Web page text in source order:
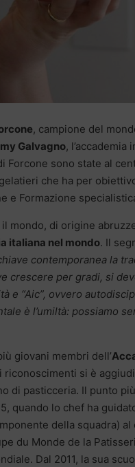
, campione del
Galvagno,
Forcone sono state al
che ha per
e Formazione
mondo, di origine
italiana nel mondo. Il
contemporanea la
crescere per gradi, si
e “Aic”, ovvero
è l’umiltà: possiamo
giovani membri dell’
riconoscimenti si è
di pasticceria. Il punto
quando lo chef ha
della squadra)
du Monde de la
Dal 2011, la sua